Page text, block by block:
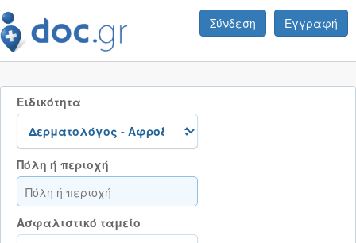
Σύνδεση Εγγραφή
Ειδικότητα
Πόλη ή περιοχή
Ασφαλιστικό ταμείο